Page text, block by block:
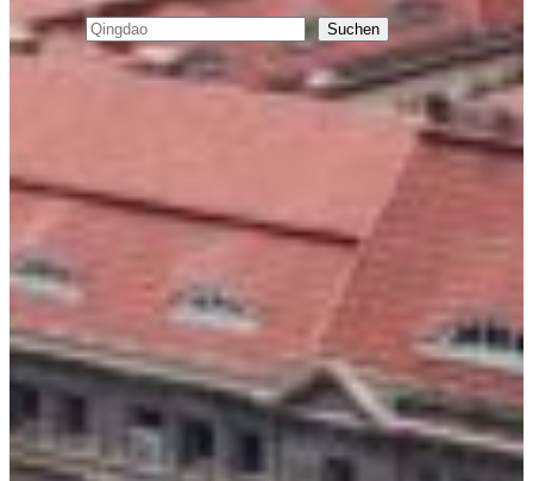
Suchen Suchen